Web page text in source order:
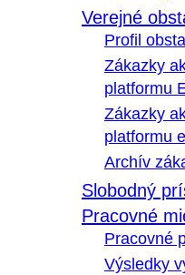
Verejné
Profil
Zákazky
platformu
Zákazky
platformu
Archív
Slobodný
Pracovné
Pracovné
Výsledky